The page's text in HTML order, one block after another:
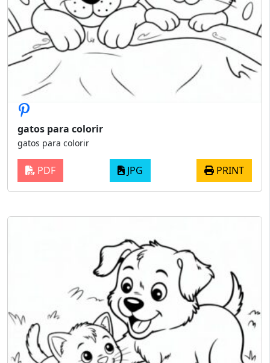
gatos para colorir
gatos para colorir
PDF JPG PRINT